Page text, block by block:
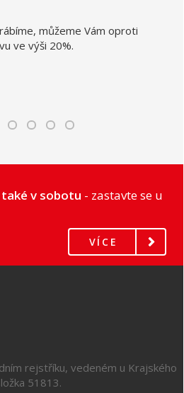
můžeme Vám oproti
ve výši 20%.
v sobotu - zastavte se u
VÍCE
rejstříku, vedeném u Krajského
51813.